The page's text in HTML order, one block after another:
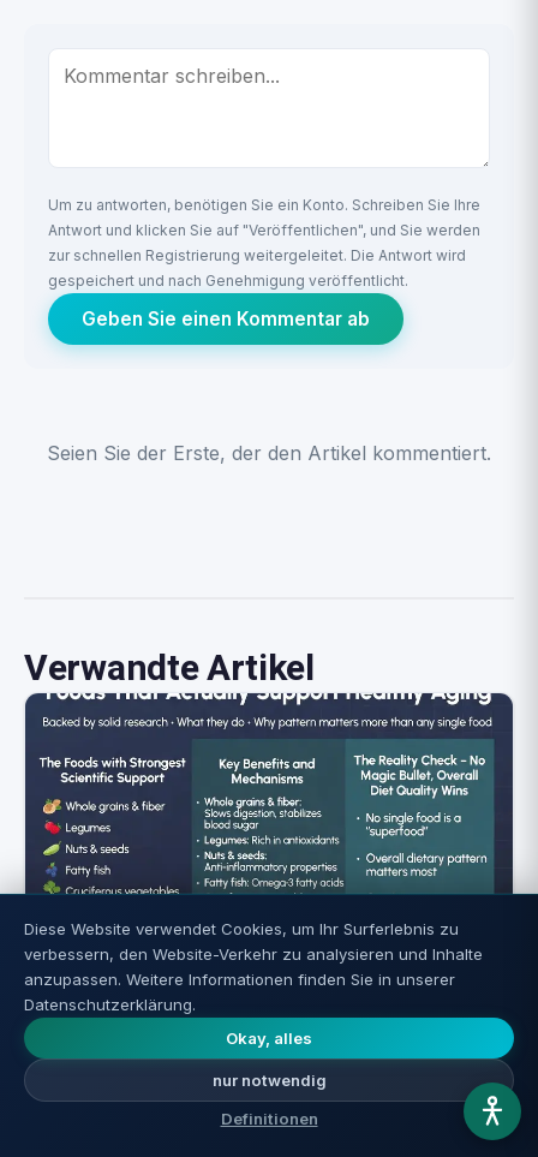
Um zu antworten, benötigen Sie ein Konto. Schreiben Sie Ihre
Antwort und klicken Sie auf "Veröffentlichen", und Sie werden
zur schnellen Registrierung weitergeleitet. Die Antwort wird
gespeichert und nach Genehmigung veröffentlicht.
Geben Sie einen Kommentar ab
Seien Sie der Erste, der den Artikel kommentiert.
Verwandte Artikel
Lebensmittel für Langlebigkeit: Was die
Wissenschaft wirklich bestätigt
Weiterlesen ←
Diese Website verwendet Cookies, um Ihr Surferlebnis zu
verbessern, den Website-Verkehr zu analysieren und Inhalte
anzupassen. Weitere Informationen finden Sie in unserer
Datenschutzerklärung.
Okay, alles
nur notwendig
Definitionen